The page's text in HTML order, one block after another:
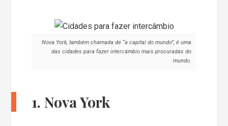
Nova York, também chamada de “a capital do mundo”, é uma
das cidades para fazer intercâmbio mais procuradas do
mundo.
1. Nova York